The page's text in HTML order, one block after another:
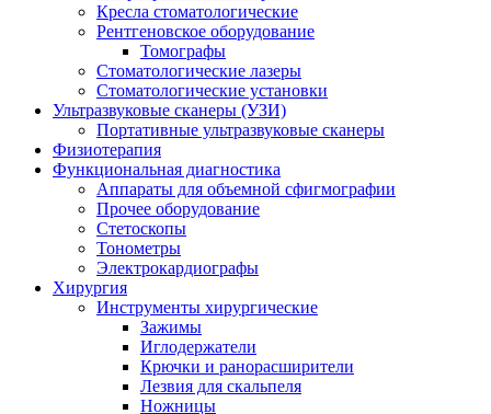
Кресла стоматологические
Рентгеновское оборудование
Томографы
Стоматологические лазеры
Стоматологические установки
Ультразвуковые сканеры (УЗИ)
Портативные ультразвуковые сканеры
Физиотерапия
Функциональная диагностика
Аппараты для объемной сфигмографии
Прочее оборудование
Стетоскопы
Тонометры
Электрокардиографы
Хирургия
Инструменты хирургические
Зажимы
Иглодержатели
Крючки и ранорасширители
Лезвия для скальпеля
Ножницы